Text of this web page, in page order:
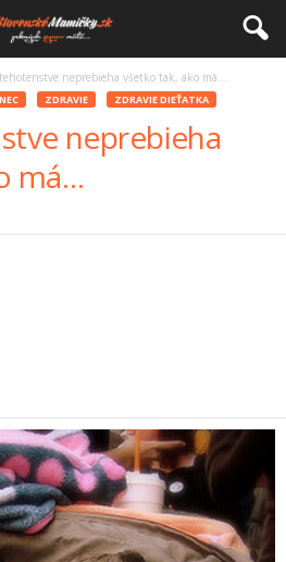
neprebieha všetko tak, ako má…
ZDRAVIE ZDRAVIE DIEŤATKA
neprebieha
má…